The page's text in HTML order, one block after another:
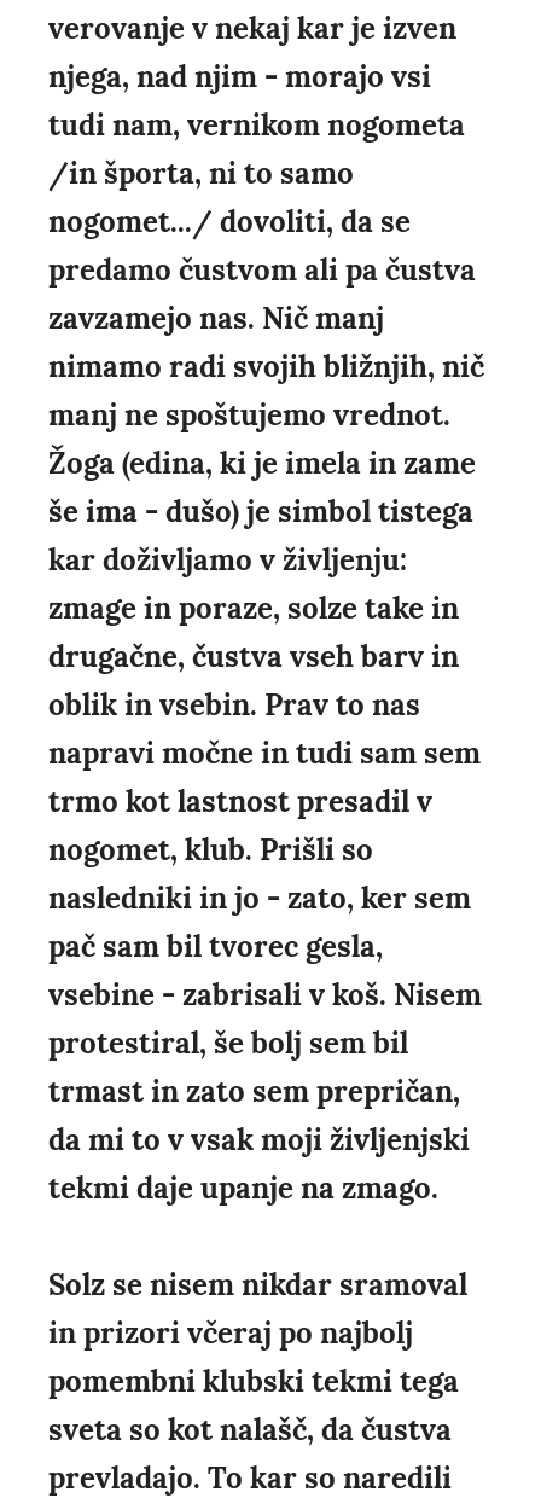
verovanje v nekaj kar je izven
njega, nad njim - morajo vsi
tudi nam, vernikom nogometa
/in športa, ni to samo
nogomet.../ dovoliti, da se
predamo čustvom ali pa čustva
zavzamejo nas. Nič manj
nimamo radi svojih bližnjih, nič
manj ne spoštujemo vrednot.
Žoga (edina, ki je imela in zame
še ima - dušo) je simbol tistega
kar doživljamo v življenju:
zmage in poraze, solze take in
drugačne, čustva vseh barv in
oblik in vsebin. Prav to nas
napravi močne in tudi sam sem
trmo kot lastnost presadil v
nogomet, klub. Prišli so
nasledniki in jo - zato, ker sem
pač sam bil tvorec gesla,
vsebine - zabrisali v koš. Nisem
protestiral, še bolj sem bil
trmast in zato sem prepričan,
da mi to v vsak moji življenjski
tekmi daje upanje na zmago.
Solz se nisem nikdar sramoval
in prizori včeraj po najbolj
pomembni klubski tekmi tega
sveta so kot nalašč, da čustva
prevladajo. To kar so naredili